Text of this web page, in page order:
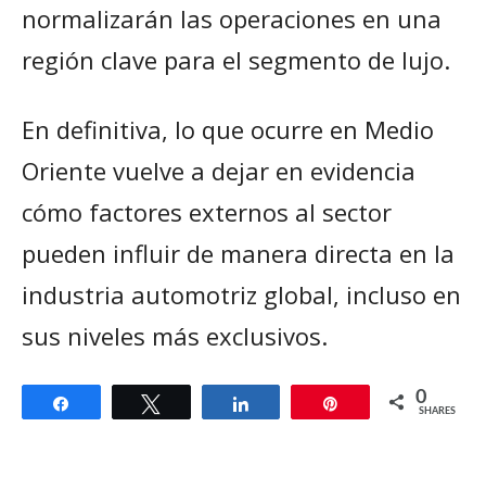
normalizarán las operaciones en una
región clave para el segmento de lujo.
En definitiva, lo que ocurre en Medio
Oriente vuelve a dejar en evidencia
cómo factores externos al sector
pueden influir de manera directa en la
industria automotriz global, incluso en
sus niveles más exclusivos.
0
SHARES